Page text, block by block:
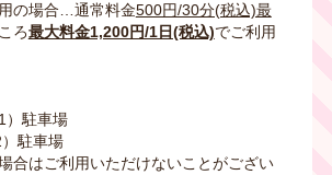
の場合…通常料金500円/30分(税込)最
ろ最大料金1,200円/1日(税込)でご利用
）駐車場
）駐車場
合はご利用いただけないことがござい